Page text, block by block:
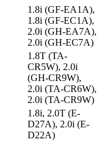
1.8i (GF-EA1A),
1.8i (GF-EC1A),
2.0i (GH-EA7A),
2.0i (GH-EC7A)
1.8T (TA-
CR5W), 2.0i
(GH-CR9W),
2.0i (TA-CR6W),
2.0i (TA-CR9W)
1.8i, 2.0T (E-
D27A), 2.0i (E-
D22A)